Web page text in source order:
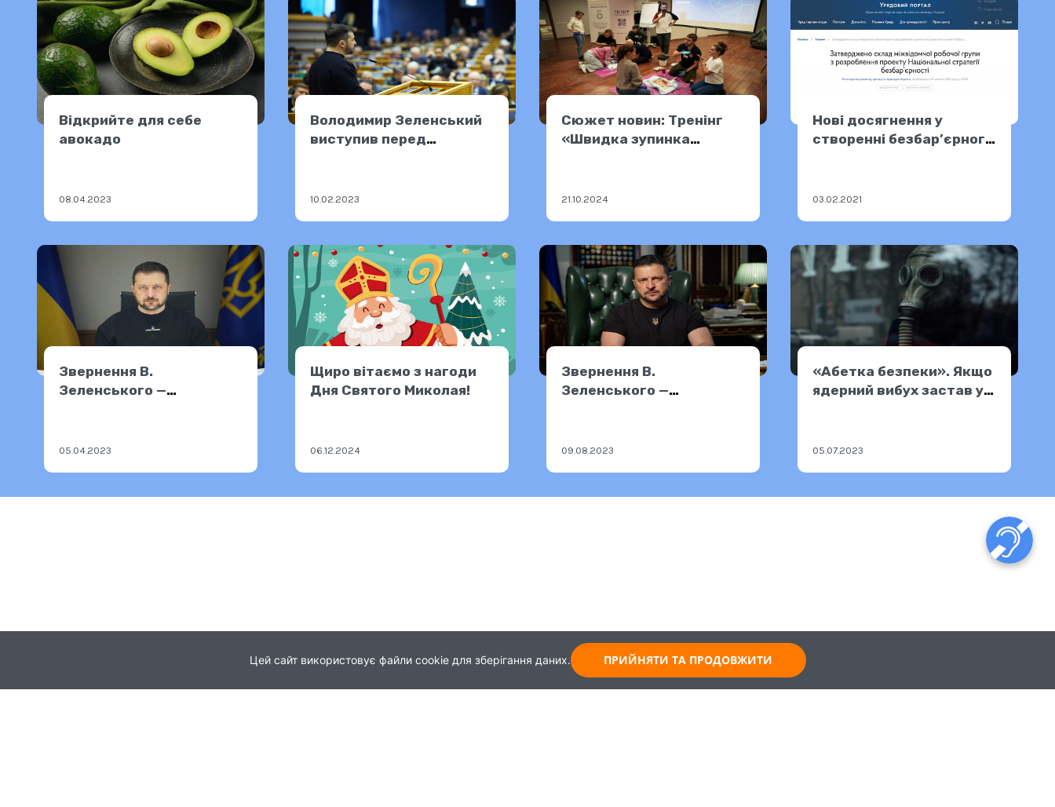
Відкрийте для себе
авокадо
08.04.2023
Володимир Зеленський
виступив перед
10.02.2023
Сюжет новин: Тренінг
«Швидка зупинка
21.10.2024
Нові досягнення у
створенні безбар’єрного
03.02.2021
Звернення В.
Зеленського —
05.04.2023
Щиро вітаємо з нагоди
Дня Святого Миколая!
06.12.2024
Звернення В.
Зеленського —
09.08.2023
«Абетка безпеки». Якщо
ядерний вибух застав у
05.07.2023
Цей сайт використовує файли cookie для зберігання даних. ПРИЙНЯТИ ТА ПРОДОВЖИТИ